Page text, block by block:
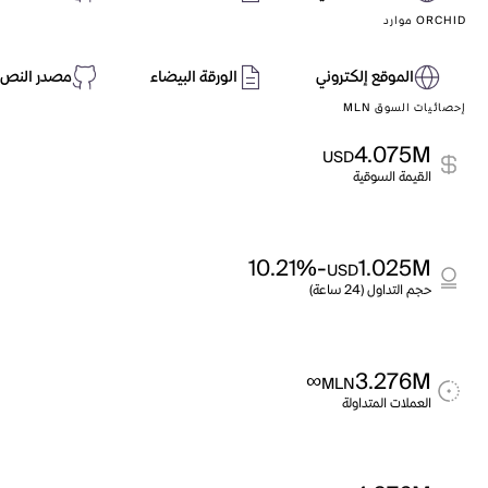
ORCHID موارد
الموقع إلكتروني الورقة البيضاء مصدر النص
إحصائيات السوق MLN
4.075M
USD
القيمة السوقية
1.025M
USD
-10.21%
حجم التداول (24 ساعة)
3.276M
MLN
∞
العملات المتداولة